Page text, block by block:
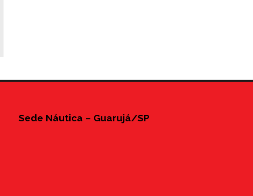
Sede Náutica – Guarujá/SP